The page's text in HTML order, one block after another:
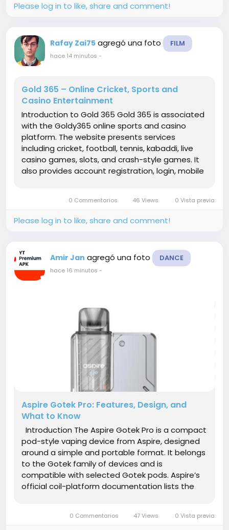
Please log in to like, share and comment!
Rafay Zai75 agregó una foto FILM
hace 14 minutos -
Gold 365 – Online Cricket, Sports and
Casino Entertainment
Introduction to Gold 365 Gold 365 is associated
with the Goldy365 online sports and casino
platform. The website presents services
including cricket, football, tennis, kabaddi, live
casino games, slots, and crash-style games. It
also provides account registration, login, mobile
gold 365 before...0 Commentarios 46 Views 0 Vista previa
Please log in to like, share and comment!
Amir Jan agregó una foto DANCE
hace 16 minutos -
Aspire Gotek Pro: Features, Design, and
What to Know
Introduction The Aspire Gotek Pro is a compact
pod-style vaping device from Aspire, designed
around a simple and portable format. It belongs
to the Gotek family of devices and is
compatible with selected Gotek pods. Aspire’s
official coil-platform documentation lists the
0 Commentarios 47 Views 0 Vista previa